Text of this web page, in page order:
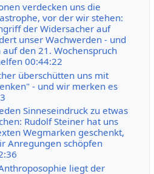
verdecken uns die
vor der wir stehen:
der Widersacher auf
unser Wachwerden - und
den 21. Wochenspruch
00:44:22
überschütten uns mit
- und wir merken es
Sinneseindruck zu etwas
Rudolf Steiner hat uns
Wegmarken geschenkt,
Anregungen schöpfen
liegt der